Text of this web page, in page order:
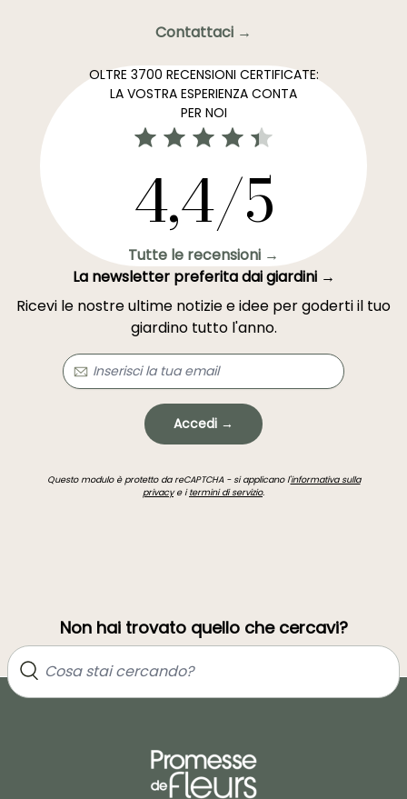
Contattaci →
OLTRE 3700 RECENSIONI CERTIFICATE:
LA VOSTRA ESPERIENZA CONTA
PER NOI
4,4/5
Tutte le recensioni →
La newsletter preferita dai giardini →
Ricevi le nostre ultime notizie e idee per goderti il tuo
giardino tutto l'anno.
Accedi →
Questo modulo è protetto da reCAPTCHA - si applicano l'informativa sulla
privacye itermini di servizio.
Non hai trovato quello che cercavi?